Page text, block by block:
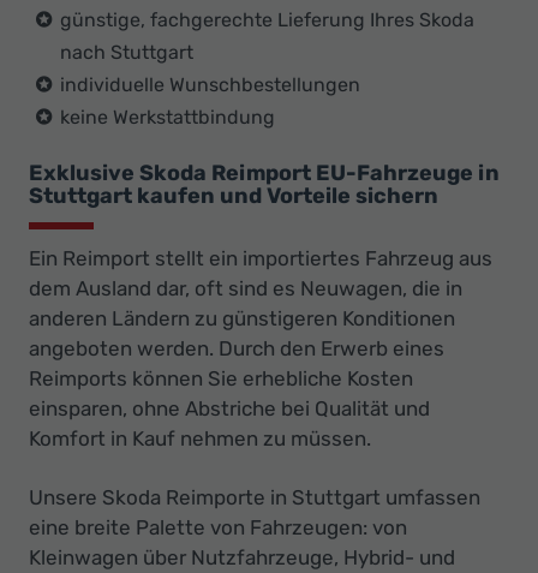
günstige, fachgerechte Lieferung Ihres Skoda
nach Stuttgart
individuelle Wunschbestellungen
keine Werkstattbindung
Exklusive Skoda Reimport EU-Fahrzeuge in
Stuttgart kaufen und Vorteile sichern
Ein Reimport stellt ein importiertes Fahrzeug aus
dem Ausland dar, oft sind es Neuwagen, die in
anderen Ländern zu günstigeren Konditionen
angeboten werden. Durch den Erwerb eines
Reimports können Sie erhebliche Kosten
einsparen, ohne Abstriche bei Qualität und
Komfort in Kauf nehmen zu müssen.
Unsere Skoda Reimporte in Stuttgart umfassen
eine breite Palette von Fahrzeugen: von
Kleinwagen über Nutzfahrzeuge, Hybrid- und